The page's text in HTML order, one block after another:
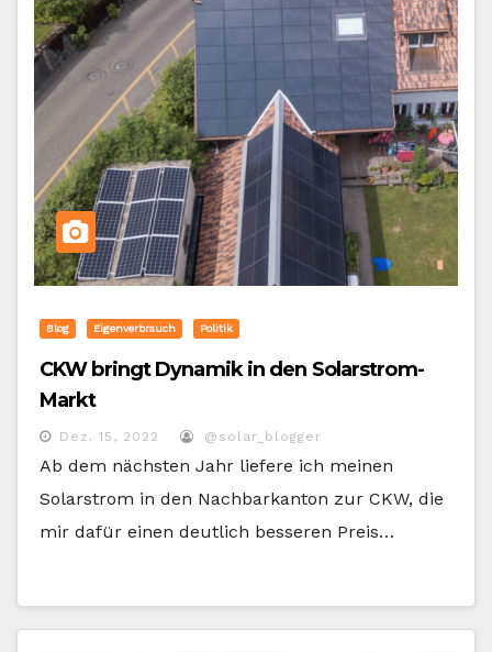
Blog Eigenverbrauch Politik
CKW bringt Dynamik in den Solarstrom-
Markt
Dez. 15, 2022 @solar_blogger
Ab dem nächsten Jahr liefere ich meinen
Solarstrom in den Nachbarkanton zur CKW, die
mir dafür einen deutlich besseren Preis…